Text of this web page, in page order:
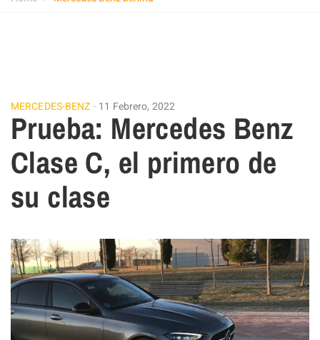
MERCEDES-BENZ 11 Febrero, 2022
Prueba: Mercedes Benz
Clase C, el primero de
su clase